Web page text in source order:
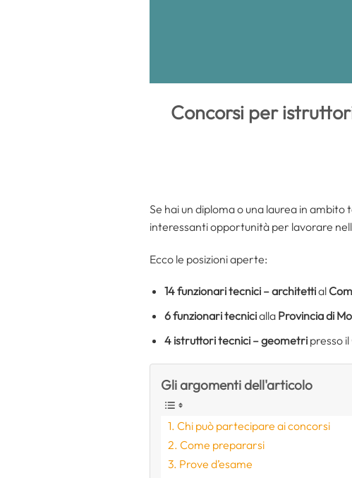
Concorsi per
Se hai un diploma o una laurea in
interessanti opportunità per lavorare
Ecco le posizioni aperte:
14funzionari tecnici – architettial
6funzionari tecnicialla Provincia di
4 istruttori tecnici – geometripresso il
Gli argomenti dell'articolo
Chi può partecipare ai concorsi
Come prepararsi
Prove d’esame